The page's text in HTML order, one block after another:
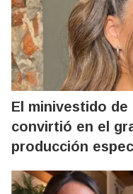
El minivestido
convirtió en el
producción